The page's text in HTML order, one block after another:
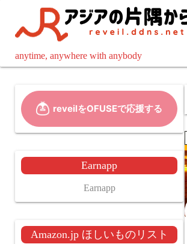
ツ
anytime, anywhere with anybody
Earnapp
Earnapp
Amazon.jp ほしいものリスト